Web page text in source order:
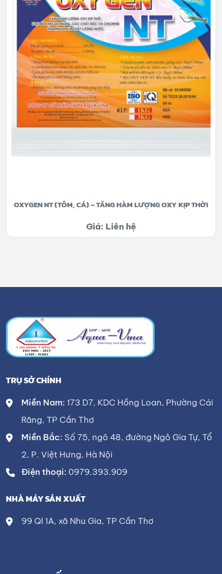
OXYGEN NT (TÔM, CÁ) – TĂNG HÀM LƯỢNG OXY KỊP THỜI
Giá: Liên hệ
TRỤ SỞ CHÍNH
Miền Nam: 173 D7, KDC Hồng Loan, Phường Cái
Răng, TP Cần Thơ
Miền Bắc: Số 75, ngõ 48, đường Ngô Gia Tự, Tổ
2, P. Việt Hưng, Hà Nội
Điện thoại: 0979.393.909
NHÀ MÁY SẢN XUẤT
99 Ql 1A, xã Nhu Gia, TP Cần Thơ